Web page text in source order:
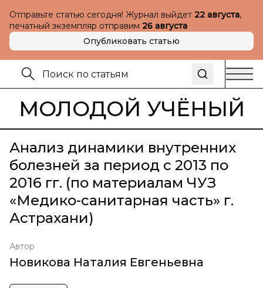
Отправьте статью сегодня! Журнал выйдет 22 августа,
печатный экземпляр отправим 26 августа
Опубликовать статью
МОЛОДОЙ УЧЁНЫЙ
Анализ динамики внутренних
болезней за период с 2013 по
2016 гг. (по материалам ЧУЗ
«Медико-санитарная часть» г.
Астрахани)
Автор
Новикова Наталия Евгеньевна